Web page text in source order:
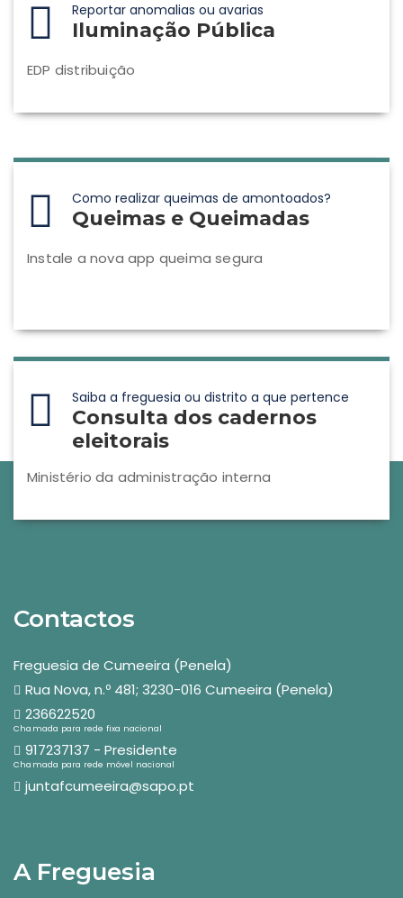
Reportar anomalias ou avarias
Iluminação Pública
EDP distribuição
Como realizar queimas de amontoados?
Queimas e Queimadas
Instale a nova app queima segura
Saiba a freguesia ou distrito a que pertence
Consulta dos cadernos
eleitorais
Ministério da administração interna
Contactos
Freguesia de Cumeeira (Penela)
Rua Nova, n.º 481; 3230-016 Cumeeira (Penela)
236622520
Chamada para rede fixa nacional
917237137 - Presidente
Chamada para rede móvel nacional
juntafcumeeira@sapo.pt
A Freguesia